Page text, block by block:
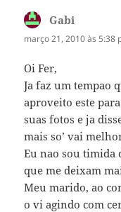
Gabi
março 21, 2010 às 5:38
Oi Fer,
Ja faz um tempao
aproveito este
suas fotos e ja
mais so’ vai
Eu nao sou timida
que me deixam
Meu marido, ao
o vi agindo com